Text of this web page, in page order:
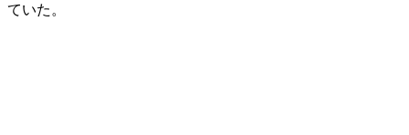
ていた。